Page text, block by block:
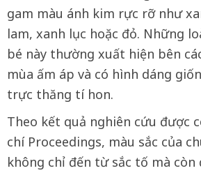
gam màu ánh kim rực rỡ như
lam, xanh lục hoặc đỏ. Những
bé này thường xuất hiện bên
mùa ấm áp và có hình dáng
trực thăng tí hon.
Theo kết quả nghiên cứu được
chí Proceedings, màu sắc của
không chỉ đến từ sắc tố mà